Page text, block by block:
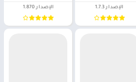
الإصدار 1.7.3 الإصدار 1.870